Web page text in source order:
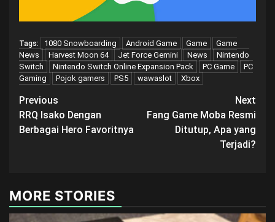
Tags: 1080 Snowboarding Android Game Game
Game
News
Harvest Moon 64 Jet Force Gemini News
Nintendo
Switch
Nintendo Switch Online Expansion Pack PC Game
PC
Gaming
Pojok gamers PS5 wawaslot Xbox
Post
navigation
Previous
RRQ Isako Dengan
Berbagai Hero Favoritnya
Next
Fang Game Moba Resmi
Ditutup, Apa yang
Terjadi?
MORE STORIES